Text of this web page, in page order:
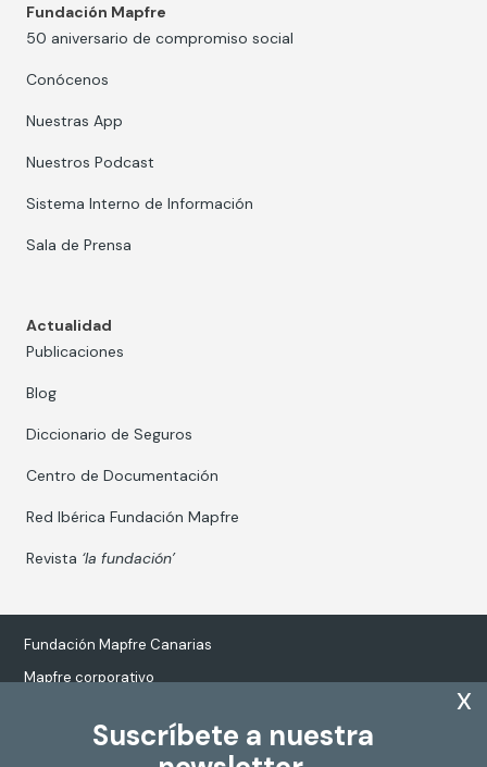
Suscríbete a nuestra
x
Fundación Mapfre
50 aniversario de compromiso social
Conócenos
Nuestras App
Nuestros Podcast
Sistema Interno de Información
Sala de Prensa
Actualidad
Publicaciones
Blog
Diccionario de Seguros
Centro de Documentación
Red Ibérica Fundación Mapfre
Revista ‘la fundación’
Fundación Mapfre Canarias
Mapfre corporativo